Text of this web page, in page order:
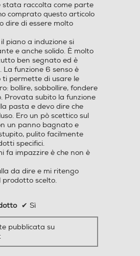
stata raccolta come parte
comprato questo articolo
dire di essere molto
piano a induzione si
e anche solido. È molto
ben segnato ed è
La funzione 6 senso è
ti permette di usare le
bollire, sobbollire, fondere
Provata subito la funzione
pasta e devo dire che
Ero un pò scettico sul
un panno bagnato e
pulito facilmente
specifici.
fa impazzire è che non è
da dire e mi ritengo
prodotto scelto.
✔ Sì
pubblicata su